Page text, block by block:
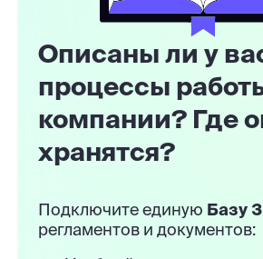
Описаны ли у
процессы
компании? Где
хранятся?
Подключите единую Базу
регламентов и документов: